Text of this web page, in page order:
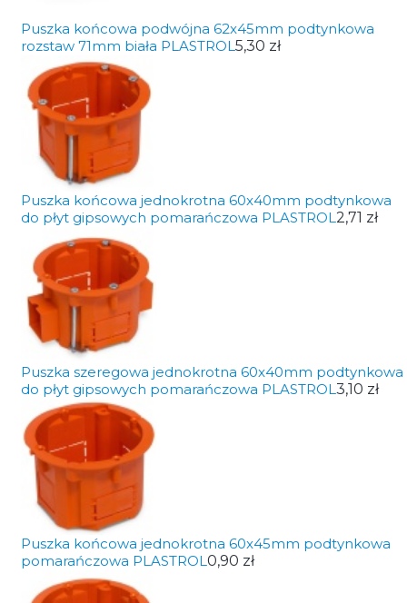
Puszka końcowa podwójna 62x45mm podtynkowa
rozstaw 71mm biała PLASTROL 5,30 zł
Puszka końcowa jednokrotna 60x40mm podtynkowa
do płyt gipsowych pomarańczowa PLASTROL 2,71 zł
Puszka szeregowa jednokrotna 60x40mm podtynkowa
do płyt gipsowych pomarańczowa PLASTROL 3,10 zł
Puszka końcowa jednokrotna 60x45mm podtynkowa
pomarańczowa PLASTROL 0,90 zł